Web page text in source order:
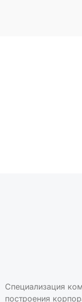
Специализация
построения